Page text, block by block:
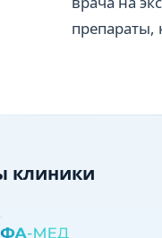
препараты,
клиники